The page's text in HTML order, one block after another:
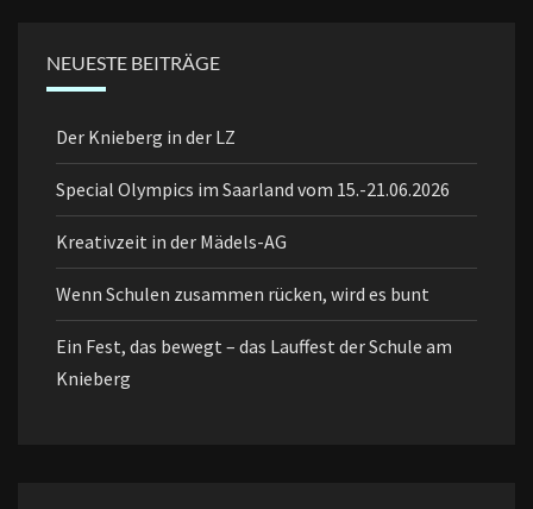
NEUESTE BEITRÄGE
Der Knieberg in der LZ
Special Olympics im Saarland vom 15.-21.06.2026
Kreativzeit in der Mädels-AG
Wenn Schulen zusammen rücken, wird es bunt
Ein Fest, das bewegt – das Lauffest der Schule am
Knieberg